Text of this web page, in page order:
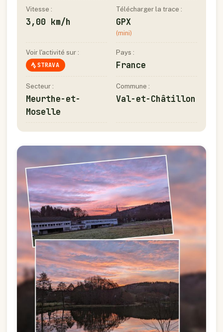
Vitesse :
3,00 km/h
Télécharger la trace :
GPX
(mini)
Voir l'activité sur :
STRAVA
Pays :
France
Secteur :
Meurthe-et-
Moselle
Commune :
Val-et-Châtillon